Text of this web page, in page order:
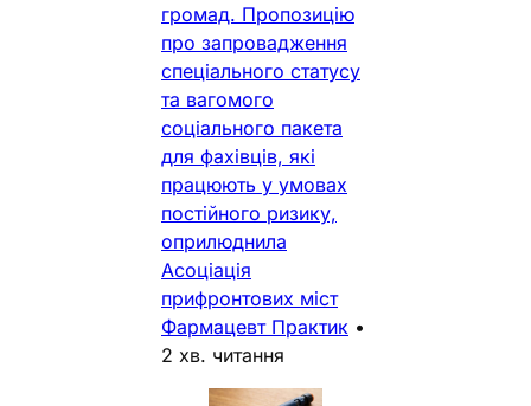
громад. Пропозицію
про запровадження
спеціального статусу
та вагомого
соціального пакета
для фахівців, які
працюють у умовах
постійного ризику,
оприлюднила
Асоціація
прифронтових міст
Фармацевт Практик •
2 хв. читання